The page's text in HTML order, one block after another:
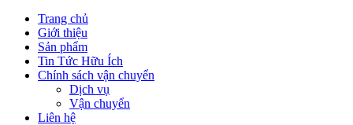
Trang chủ
Giới thiệu
Sản phẩm
Tin Tức Hữu Ích
Chính sách vận chuyển
Dịch vụ
Vận chuyển
Liên hệ